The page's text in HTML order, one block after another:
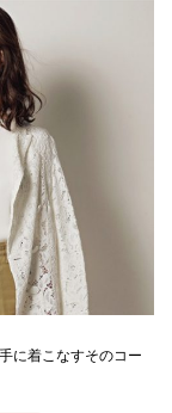
に着こなすそのコー